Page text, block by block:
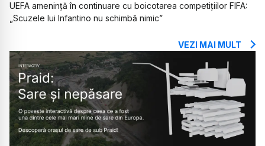
UEFA amenință în continuare cu boicotarea competițiilor FIFA:
„Scuzele lui Infantino nu schimbă nimic”
VEZI MAI MULT